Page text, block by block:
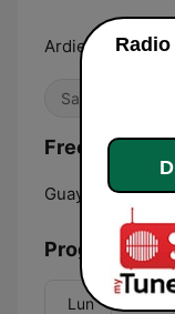
Ardiente como
Salsa
Frecuencias
Guayaquil:
Lun